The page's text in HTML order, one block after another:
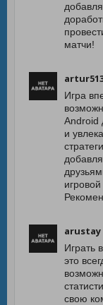
матчи!
Игра
Android
и
arustay
Играть
это
свою